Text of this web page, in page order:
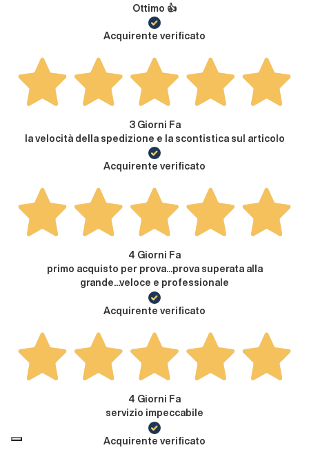
Ottimo 👍
Acquirente verificato
3 Giorni Fa
la velocità della spedizione e la scontistica sul articolo
Acquirente verificato
4 Giorni Fa
primo acquisto per prova...prova superata alla
grande...veloce e professionale
Acquirente verificato
4 Giorni Fa
servizio impeccabile
Acquirente verificato